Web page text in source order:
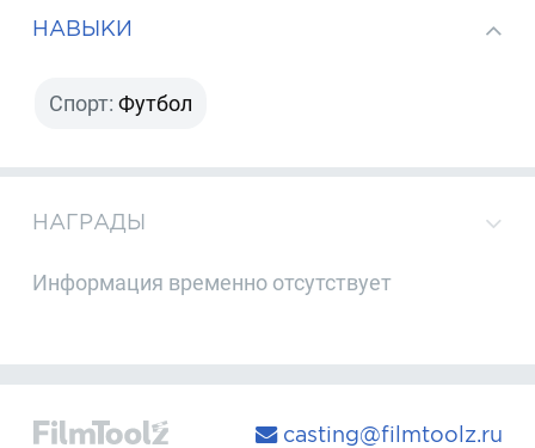
НАВЫКИ
Спорт: Футбол
НАГРАДЫ
Информация временно отсутствует
casting@filmtoolz.ru